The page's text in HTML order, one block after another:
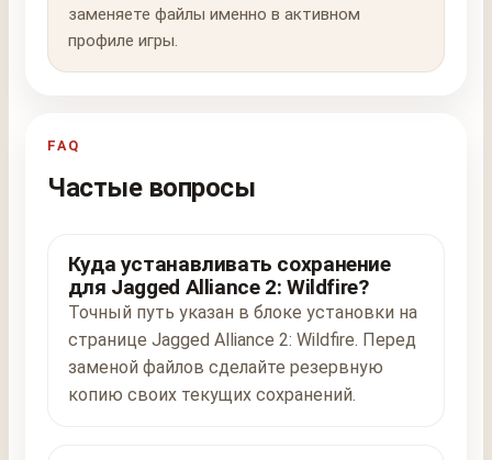
заменяете файлы именно в активном
профиле игры.
FAQ
Частые вопросы
Куда устанавливать сохранение
для Jagged Alliance 2: Wildfire?
Точный путь указан в блоке установки на
странице Jagged Alliance 2: Wildfire. Перед
заменой файлов сделайте резервную
копию своих текущих сохранений.